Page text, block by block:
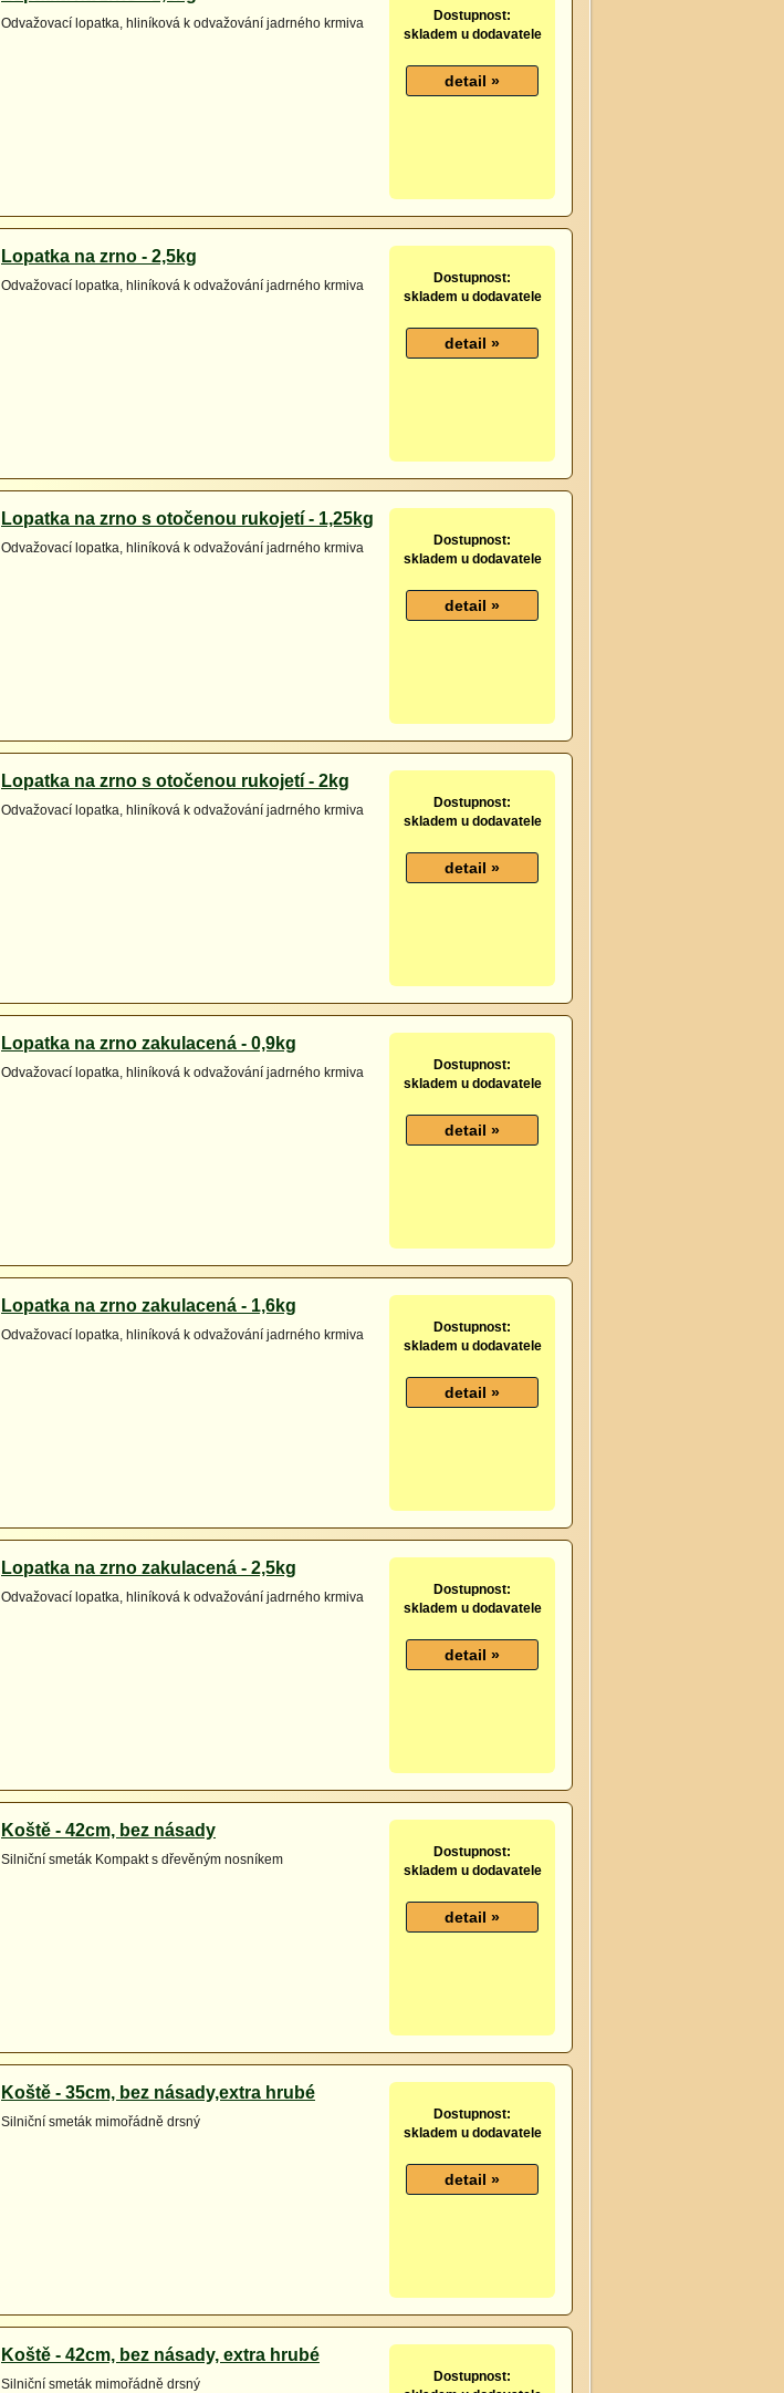
Odvažovací lopatka, hliníková k odvažování jadrného krmiva
Dostupnost:
skladem u dodavatele
Lopatka na zrno - 2,5kg
Odvažovací lopatka, hliníková k odvažování jadrného krmiva
Dostupnost:
skladem u dodavatele
Lopatka na zrno s otočenou rukojetí - 1,25kg
Odvažovací lopatka, hliníková k odvažování jadrného krmiva
Dostupnost:
skladem u dodavatele
Lopatka na zrno s otočenou rukojetí - 2kg
Odvažovací lopatka, hliníková k odvažování jadrného krmiva
Dostupnost:
skladem u dodavatele
Lopatka na zrno zakulacená - 0,9kg
Odvažovací lopatka, hliníková k odvažování jadrného krmiva
Dostupnost:
skladem u dodavatele
Lopatka na zrno zakulacená - 1,6kg
Odvažovací lopatka, hliníková k odvažování jadrného krmiva
Dostupnost:
skladem u dodavatele
Lopatka na zrno zakulacená - 2,5kg
Odvažovací lopatka, hliníková k odvažování jadrného krmiva
Dostupnost:
skladem u dodavatele
Koště - 42cm, bez násady
Silniční smeták Kompakt s dřevěným nosníkem
Dostupnost:
skladem u dodavatele
Koště - 35cm, bez násady,extra hrubé
Silniční smeták mimořádně drsný
Dostupnost:
skladem u dodavatele
Koště - 42cm, bez násady, extra hrubé
Silniční smeták mimořádně drsný
Dostupnost: